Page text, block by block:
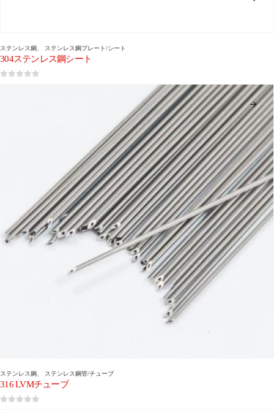
ステンレス鋼 ステンレス鋼プレート/シート
304ステンレス鋼シート
ステンレス鋼、 ステンレス鋼管/チューブ
316 LVMチューブ